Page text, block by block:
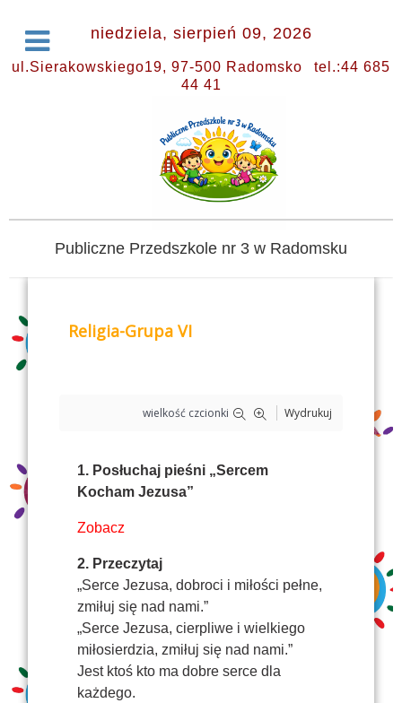
niedziela, sierpień 09, 2026
ul.Sierakowskiego19, 97-500 Radomsko
tel.:44 685
44 41
Publiczne Przedszkole nr 3 w Radomsku
Religia-Grupa VI
wielkość czcionki Wydrukuj
1. Posłuchaj pieśni „Sercem
Kocham Jezusa”
Zobacz
2. Przeczytaj
„Serce Jezusa, dobroci i miłości pełne,
zmiłuj się nad nami.”
„Serce Jezusa, cierpliwe i wielkiego
miłosierdzia, zmiłuj się nad nami.”
Jest ktoś kto ma dobre serce dla
każdego.